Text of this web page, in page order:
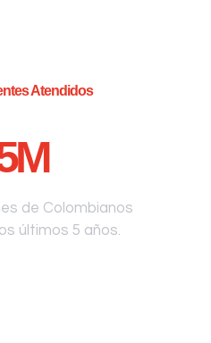
Atendidos
M
de Colombianos
últimos 5 años.